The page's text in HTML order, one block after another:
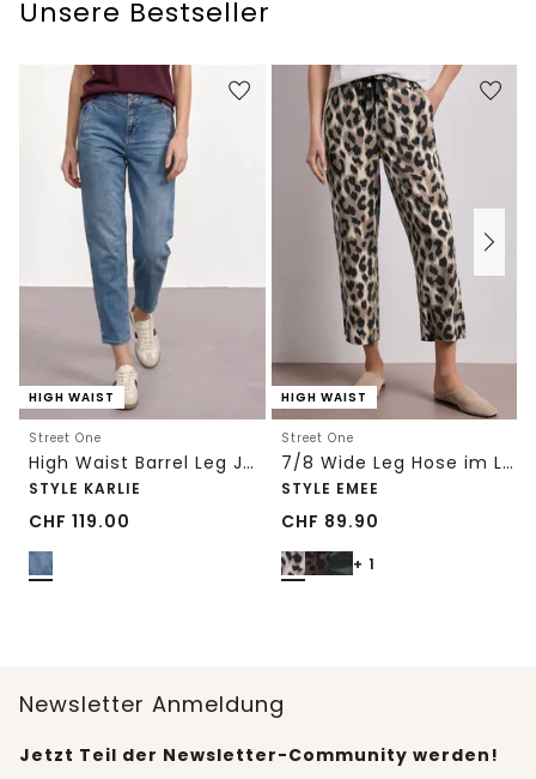
Unsere Bestseller
HIGH WAIST
Street One
High Waist Barrel Leg Jeans im Loose Fit
STYLE KARLIE
CHF 119.00
HIGH WAIST
Street One
7/8 Wide Leg Hose im Loose Fit mit Print
STYLE EMEE
CHF 89.90
+ 1
Newsletter Anmeldung
Jetzt Teil der Newsletter-Community werden!